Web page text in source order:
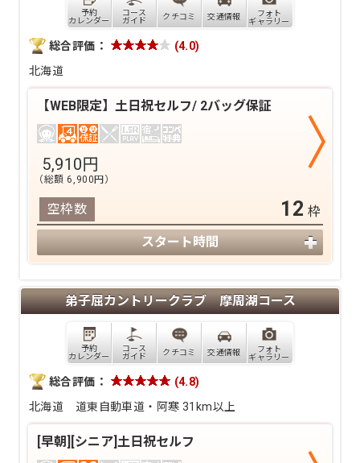
予約
カレンダー
コース
ガイド
クチコミ 交通情報
フォト
ギャラリー
総合評価： (4.0)
北海道
【WEB限定】土日祝セルフ/ 2バッグ保証
5,910円
（総額6,900円）
空枠数 12 枠
スタート時間
弟子屈カントリークラブ 摩周湖コース
予約
カレンダー
コース
ガイド
クチコミ 交通情報
フォト
ギャラリー
総合評価： (4.8)
北海道
道東自動車道・阿寒 31km以上
[早朝][シニア]土日祝セルフ